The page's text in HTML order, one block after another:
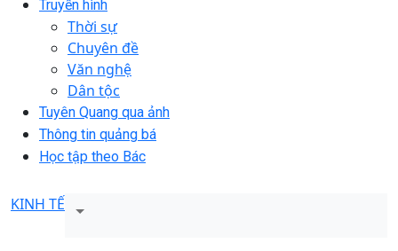
Truyền hình
Thời sự
Chuyên đề
Văn nghệ
Dân tộc
Tuyên Quang qua ảnh
Thông tin quảng bá
Học tập theo Bác
KINH TẾ